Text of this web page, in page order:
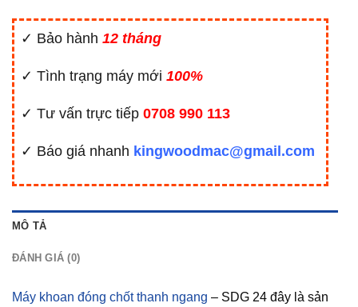
✓ Bảo hành 12 tháng
✓ Tình trạng máy mới 100%
✓ Tư vấn trực tiếp 0708 990 113
✓ Báo giá nhanh kingwoodmac@gmail.com
MÔ TẢ
ĐÁNH GIÁ (0)
Máy khoan đóng chốt thanh ngang – SDG 24 đây là sản